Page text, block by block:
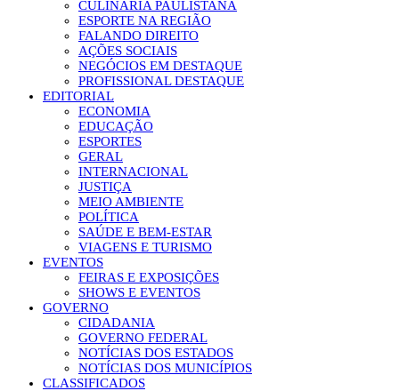
CULINÁRIA PAULISTANA
ESPORTE NA REGIÃO
FALANDO DIREITO
AÇÕES SOCIAIS
NEGÓCIOS EM DESTAQUE
PROFISSIONAL DESTAQUE
EDITORIAL
ECONOMIA
EDUCAÇÃO
ESPORTES
GERAL
INTERNACIONAL
JUSTIÇA
MEIO AMBIENTE
POLÍTICA
SAÚDE E BEM-ESTAR
VIAGENS E TURISMO
EVENTOS
FEIRAS E EXPOSIÇÕES
SHOWS E EVENTOS
GOVERNO
CIDADANIA
GOVERNO FEDERAL
NOTÍCIAS DOS ESTADOS
NOTÍCIAS DOS MUNICÍPIOS
CLASSIFICADOS